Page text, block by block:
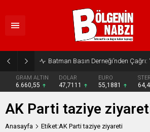
GRAM ALTIN
6.660,55
DOLAR
47,7111
EURO
55,1881
AK Parti taziye
Anasayfa Etiket:AK Parti taziye ziyareti